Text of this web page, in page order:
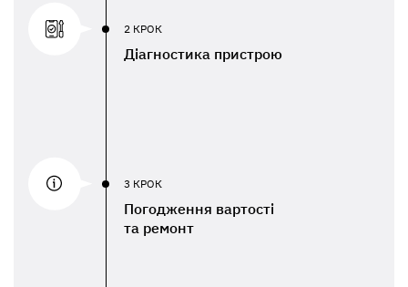
2 КРОК
Діагностика пристрою
3 КРОК
Погодження вартості
та ремонт